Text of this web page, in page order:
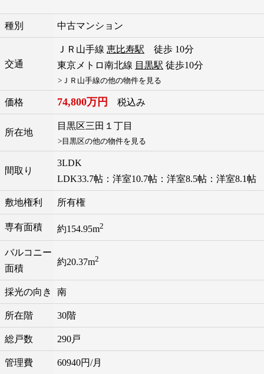
種別 中古マンション
交通
ＪＲ山手線 恵比寿駅 徒歩 10分
東京メトロ南北線 目黒駅 徒歩10分
>ＪＲ山手線の他の物件を見る
価格 74,800万円 税込み
所在地
目黒区三田 １丁目
>目黒区の他の物件を見る
間取り
3LDK
LDK33.7帖：洋室10.7帖：洋室8.5帖：洋室8.1帖
敷地権利 所有権
専有面積 約154.95m2
バルコニー
面積
約20.37m2
採光の向き 南
所在階 30階
総戸数 290戸
管理費 60940円/月